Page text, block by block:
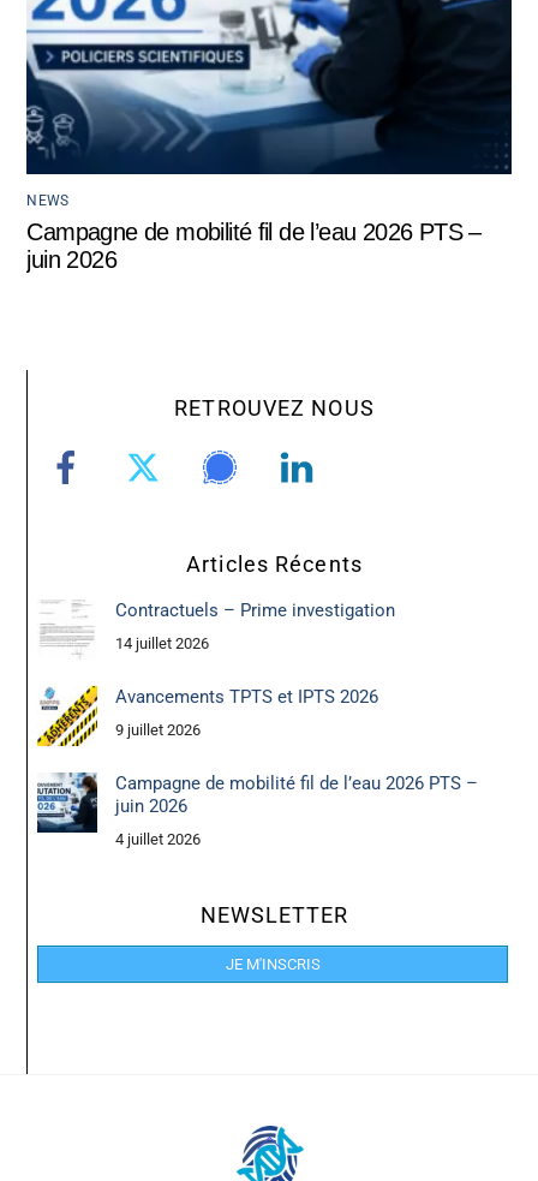
NEWS
Campagne de mobilité fil de l’eau 2026 PTS –
juin 2026
RETROUVEZ NOUS
Articles Récents
Contractuels – Prime investigation
14 juillet 2026
Avancements TPTS et IPTS 2026
9 juillet 2026
Campagne de mobilité fil de l’eau 2026 PTS –
juin 2026
4 juillet 2026
NEWSLETTER
JE M'INSCRIS
Back
To